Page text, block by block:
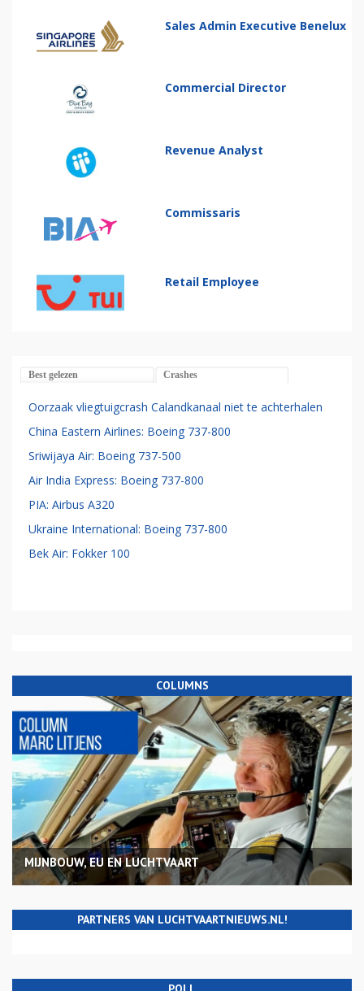
Sales Admin Executive Benelux
Commercial Director
Revenue Analyst
Commissaris
Retail Employee
Best gelezen Crashes
Oorzaak vliegtuigcrash Calandkanaal niet te achterhalen
China Eastern Airlines: Boeing 737-800
Sriwijaya Air: Boeing 737-500
Air India Express: Boeing 737-800
PIA: Airbus A320
Ukraine International: Boeing 737-800
Bek Air: Fokker 100
COLUMNS
MIJNBOUW, EU EN LUCHTVAART
PARTNERS VAN LUCHTVAARTNIEUWS.NL!